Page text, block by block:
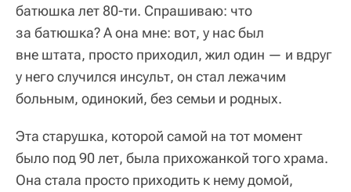
батюшка лет 80-ти. Спрашиваю: что
за батюшка? А она мне: вот, у нас был
вне штата, просто приходил, жил один — и вдруг
у него случился инсульт, он стал лежачим
больным, одинокий, без семьи и родных.
Эта старушка, которой самой на тот момент
было под 90 лет, была прихожанкой того храма.
Она стала просто приходить к нему домой,